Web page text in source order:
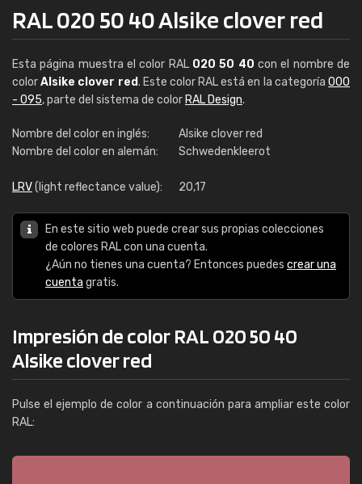
RAL 020 50 40 Alsike clover red
Esta página muestra el color RAL 020 50 40 con el nombre de
colorAlsike clover red. Este color RAL está en la categoría000
- 095, parte del sistema de color RAL Design.
Nombre del color en inglés:
Alsike clover red
Nombre del color en alemán:
Schwedenkleerot
LRV(light reflectance value): 20,17
En este sitio web puede crear sus propias colecciones
de colores RAL con una cuenta.
¿Aún no tienes una cuenta? Entonces puedes crear una
cuenta gratis.
Impresión de color RAL 020 50 40
Alsike clover red
Pulse el ejemplo de color a continuación para ampliar este color
RAL: